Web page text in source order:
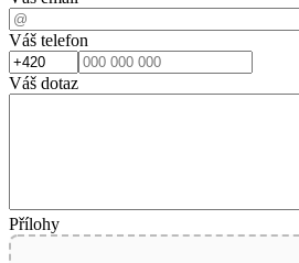
Váš telefon
Váš dotaz
Přílohy